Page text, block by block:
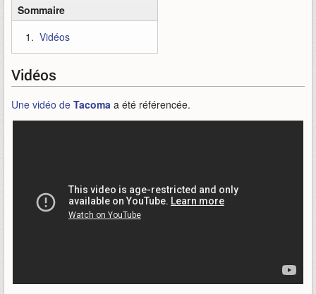
Sommaire
Vidéos
Vidéos
Une vidéo de Tacoma a été référencée.